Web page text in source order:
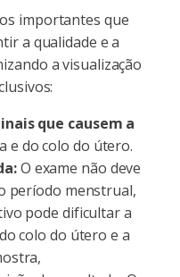
importantes que
a qualidade e a
a visualização
que causem a
e do colo do útero.
O exame não deve
período menstrual,
pode dificultar a
colo do útero e a